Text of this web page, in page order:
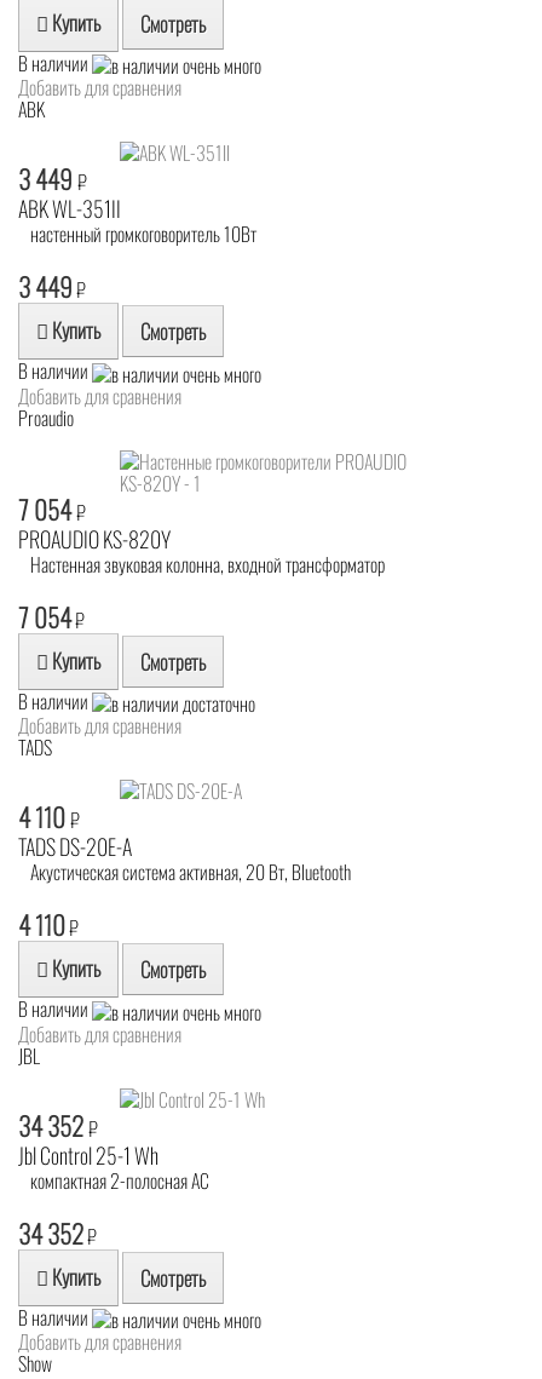
Купить Смотреть
В наличии
Добавить для сравнения
ABK
3 449 ₽
ABK WL-351II
настенный громкоговоритель 10Вт
3 449₽
Купить Смотреть
В наличии
Добавить для сравнения
Proaudio
7 054₽
PROAUDIO KS-820Y
Настенная звуковая колонна, входной трансформатор
7 054₽
Купить Смотреть
В наличии
Добавить для сравнения
TADS
4 110₽
TADS DS-20E-A
Акустическая система активная, 20 Вт, Bluetooth
4 110₽
Купить Смотреть
В наличии
Добавить для сравнения
JBL
34 352₽
Jbl Control 25-1 Wh
компактная 2-полосная АС
34 352₽
Купить Смотреть
В наличии
Добавить для сравнения
Show